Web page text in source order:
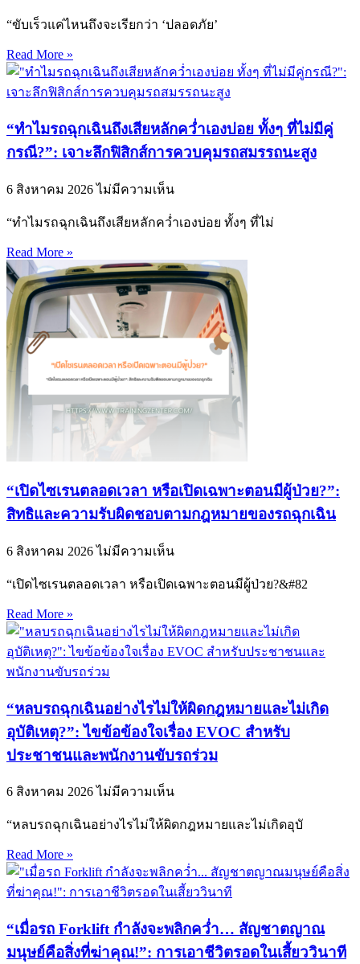
“ขับเร็วแค่ไหนถึงจะเรียกว่า ‘ปลอดภัย’
Read More »
“ทำไมรถฉุกเฉินถึงเสียหลักคว่ำเองบ่อย ทั้งๆ ที่ไม่มีคู่
กรณี?”: เจาะลึกฟิสิกส์การควบคุมรถสมรรถนะสูง
6 สิงหาคม 2026ไม่มีความเห็น
“ทำไมรถฉุกเฉินถึงเสียหลักคว่ำเองบ่อย ทั้งๆ ที่ไม่
Read More »
“เปิดไซเรนตลอดเวลา หรือเปิดเฉพาะตอนมีผู้ป่วย?”:
สิทธิและความรับผิดชอบตามกฎหมายของรถฉุกเฉิน
6 สิงหาคม 2026ไม่มีความเห็น
“เปิดไซเรนตลอดเวลา หรือเปิดเฉพาะตอนมีผู้ป่วย?&#82
Read More »
“หลบรถฉุกเฉินอย่างไรไม่ให้ผิดกฎหมายและไม่เกิด
อุบัติเหตุ?”: ไขข้อข้องใจเรื่อง EVOC สำหรับ
ประชาชนและพนักงานขับรถร่วม
6 สิงหาคม 2026ไม่มีความเห็น
“หลบรถฉุกเฉินอย่างไรไม่ให้ผิดกฎหมายและไม่เกิดอุบั
Read More »
“เมื่อรถ Forklift กำลังจะพลิกคว่ำ… สัญชาตญาณ
มนุษย์คือสิ่งที่ฆ่าคุณ!”: การเอาชีวิตรอดในเสี้ยววินาที